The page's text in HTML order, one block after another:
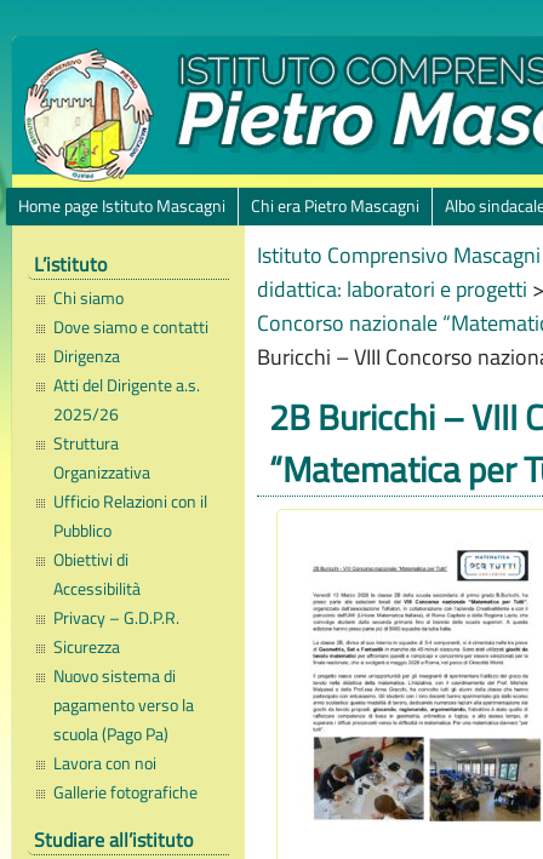
Home page Istituto Mascagni Chi era Pietro Mascagni Albo
L’istituto
Chi siamo
Dove siamo e contatti
Dirigenza
Atti del Dirigente a.s.
2025/26
Struttura
Organizzativa
Ufficio Relazioni con il
Pubblico
Obiettivi di
Accessibilità
Privacy – G.D.P.R.
Sicurezza
Nuovo sistema di
pagamento verso la
scuola (Pago Pa)
Lavora con noi
Gallerie fotografiche
Studiare all’istituto
Istituto Comprensivo
didattica: laboratori e progetti
Concorso nazionale
Buricchi – VIII Concorso
2B Buricchi – VIII
“Matematica per